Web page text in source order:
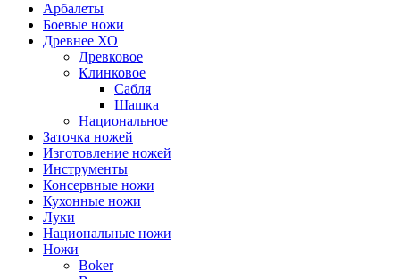
Арбалеты
Боевые ножи
Древнее ХО
Древковое
Клинковое
Сабля
Шашка
Национальное
Заточка ножей
Изготовление ножей
Инструменты
Консервные ножи
Кухонные ножи
Луки
Национальные ножи
Ножи
Boker